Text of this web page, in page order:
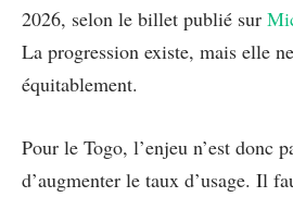
2026, selon le billet publié sur
La progression existe, mais elle
équitablement.
Pour le Togo, l’enjeu n’est donc
d’augmenter le taux d’usage. Il